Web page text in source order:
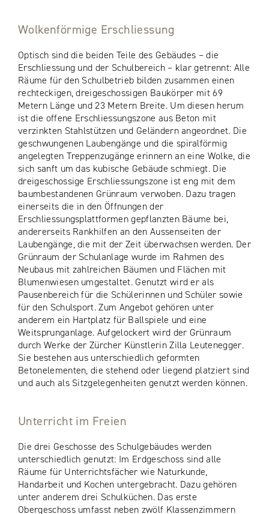
Wolkenförmige Erschliessung
Optisch sind die beiden Teile des Gebäudes – die
Erschliessung und der Schulbereich – klar getrennt: Alle
Räume für den Schulbetrieb bilden zusammen einen
rechteckigen, dreigeschossigen Baukörper mit 69
Metern Länge und 23 Metern Breite. Um diesen herum
ist die offene Erschliessungszone aus Beton mit
verzinkten Stahlstützen und Geländern angeordnet. Die
geschwungenen Laubengänge und die spiralförmig
angelegten Treppenzugänge erinnern an eine Wolke, die
sich sanft um das kubische Gebäude schmiegt. Die
dreigeschossige Erschliessungszone ist eng mit dem
baumbestandenen Grünraum verwoben. Dazu tragen
einerseits die in den Öffnungen der
Erschliessungsplattformen gepflanzten Bäume bei,
andererseits Rankhilfen an den Aussenseiten der
Laubengänge, die mit der Zeit überwachsen werden. Der
Grünraum der Schulanlage wurde im Rahmen des
Neubaus mit zahlreichen Bäumen und Flächen mit
Blumenwiesen umgestaltet. Genutzt wird er als
Pausenbereich für die Schülerinnen und Schüler sowie
für den Schulsport. Zum Angebot gehören unter
anderem ein Hartplatz für Ballspiele und eine
Weitsprunganlage. Aufgelockert wird der Grünraum
durch Werke der Zürcher Künstlerin Zilla Leutenegger.
Sie bestehen aus unterschiedlich geformten
Betonelementen, die stehend oder liegend platziert sind
und auch als Sitzgelegenheiten genutzt werden können.
Unterricht im Freien
Die drei Geschosse des Schulgebäudes werden
unterschiedlich genutzt: Im Erdgeschoss sind alle
Räume für Unterrichtsfächer wie Naturkunde,
Handarbeit und Kochen untergebracht. Dazu gehören
unter anderem drei Schulküchen. Das erste
Obergeschoss umfasst neben zwölf Klassenzimmern